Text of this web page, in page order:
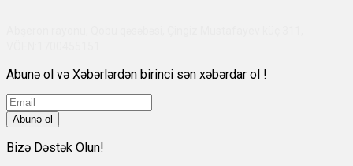
Abunə ol və Xəbərlərdən birinci sən xəbərdar ol !
Abunə ol
Bizə Dəstək Olun!